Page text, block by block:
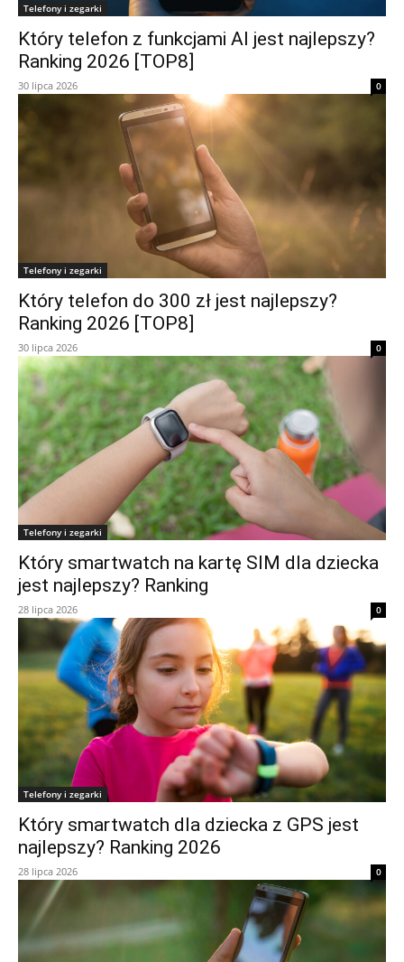
Telefony i zegarki
Który telefon z funkcjami AI jest najlepszy?
Ranking 2026 [TOP8]
30 lipca 2026 0
Telefony i zegarki
Który telefon do 300 zł jest najlepszy?
Ranking 2026 [TOP8]
30 lipca 2026 0
Telefony i zegarki
Który smartwatch na kartę SIM dla dziecka
jest najlepszy? Ranking
28 lipca 2026 0
Telefony i zegarki
Który smartwatch dla dziecka z GPS jest
najlepszy? Ranking 2026
28 lipca 2026 0